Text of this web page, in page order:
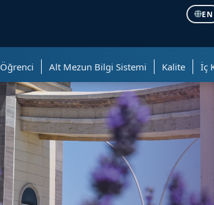
EN
Öğrenci Alt Mezun Bilgi Sistemi Kalite İç